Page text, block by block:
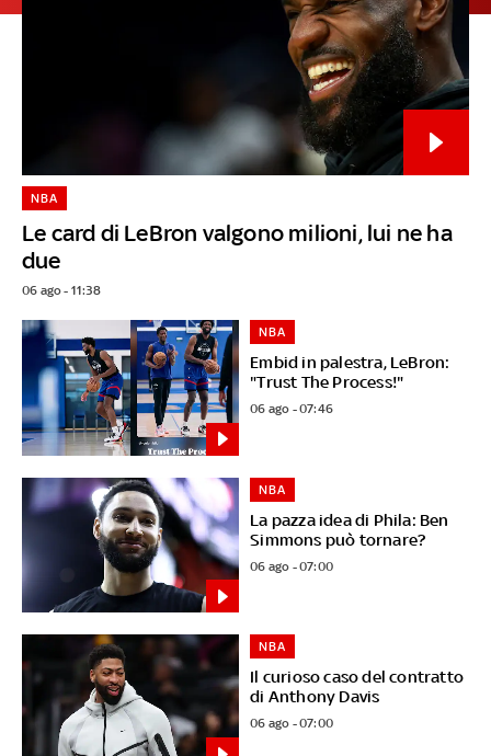
Le card di LeBron valgono milioni, lui ne ha
due
NBA
06 ago - 11:38
Embid in palestra, LeBron:
"Trust The Process!"
NBA
06 ago - 07:46
La pazza idea di Phila: Ben
Simmons può tornare?
NBA
06 ago - 07:00
Il curioso caso del contratto
di Anthony Davis
NBA
06 ago - 07:00